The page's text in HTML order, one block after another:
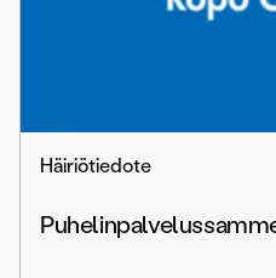
Häiriötiedote